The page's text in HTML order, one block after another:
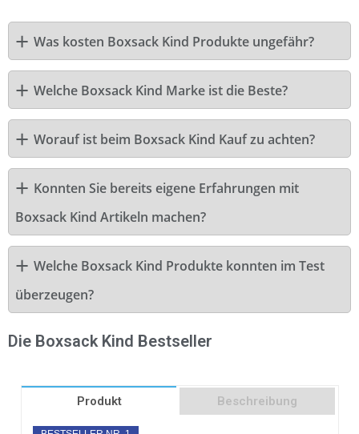
Was kosten Boxsack Kind Produkte ungefähr?
Welche Boxsack Kind Marke ist die Beste?
Worauf ist beim Boxsack Kind Kauf zu achten?
Konnten Sie bereits eigene Erfahrungen mit
Boxsack Kind Artikeln machen?
Welche Boxsack Kind Produkte konnten im Test
überzeugen?
Die Boxsack Kind Bestseller
Produkt Beschreibung